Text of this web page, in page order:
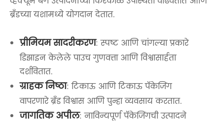
ब्रँडच्या यशामध्ये योगदान देतात.
प्रीमियम सादरीकरण: स्पष्ट आणि चांगल्या प्रकारे
डिझाइन केलेले पाउच गुणवत्ता आणि विश्वासार्हता
दर्शवितात.
ग्राहक निष्ठा: टिकाऊ आणि टिकाऊ पॅकेजिंग
वापरणारे ब्रँड विश्वास आणि पुन्हा व्यवसाय करतात.
जागतिक अपील: नाविन्यपूर्ण पॅकेजिंगची उत्पादने